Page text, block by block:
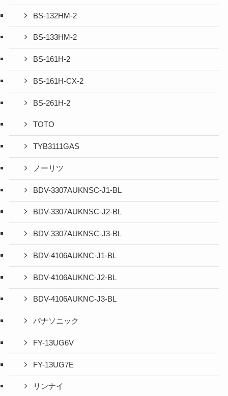
BS-132HM-2
BS-133HM-2
BS-161H-2
BS-161H-CX-2
BS-261H-2
TOTO
TYB3111GAS
ノーリツ
BDV-3307AUKNSC-J1-BL
BDV-3307AUKNSC-J2-BL
BDV-3307AUKNSC-J3-BL
BDV-4106AUKNC-J1-BL
BDV-4106AUKNC-J2-BL
BDV-4106AUKNC-J3-BL
パナソニック
FY-13UG6V
FY-13UG7E
リンナイ